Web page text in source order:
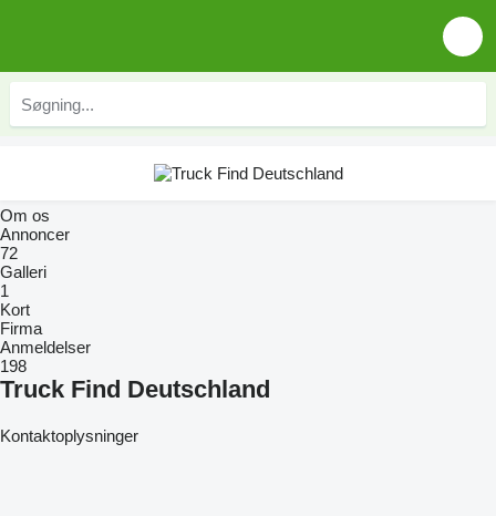
Om os
Annoncer
72
Galleri
1
Kort
Firma
Anmeldelser
198
Truck Find Deutschland
Kontaktoplysninger